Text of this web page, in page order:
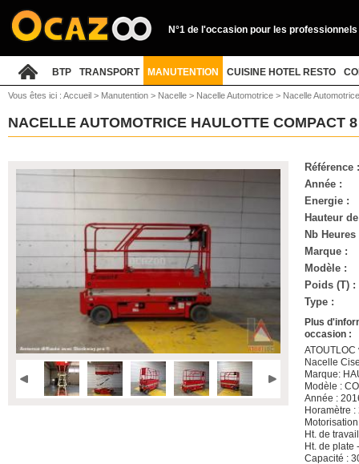
N°1 de l'occasion pour les professionnels
BTP TRANSPORT MANUTENTION CUISINE HOTEL RESTO
Vous êtes ici : Accueil > Manutention > Nacelle > Nacelle Automotrice > Nacelle
NACELLE AUTOMOTRICE HAULOTTE COMPACT
Référence :
Année :
Energie :
Hauteur
Nb Heures
Marque :
Modèle :
Poids (T) :
Type :
Plus
occasion :
Nacelle
Marque:
Modèle :
Année :
Horamètre
Ht. de
Ht. de plate
Capacité :